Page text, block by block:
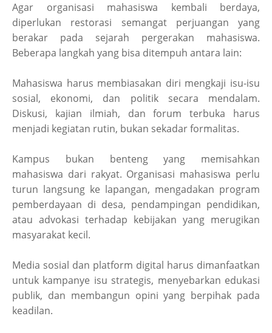
Agar organisasi mahasiswa kembali berdaya,
diperlukan restorasi semangat perjuangan yang
berakar pada sejarah pergerakan mahasiswa.
Beberapa langkah yang bisa ditempuh antara lain:
Mahasiswa harus membiasakan diri mengkaji isu-isu
sosial, ekonomi, dan politik secara mendalam.
Diskusi, kajian ilmiah, dan forum terbuka harus
menjadi kegiatan rutin, bukan sekadar formalitas.
Kampus bukan benteng yang memisahkan
mahasiswa dari rakyat. Organisasi mahasiswa perlu
turun langsung ke lapangan, mengadakan program
pemberdayaan di desa, pendampingan pendidikan,
atau advokasi terhadap kebijakan yang merugikan
masyarakat kecil.
Media sosial dan platform digital harus dimanfaatkan
untuk kampanye isu strategis, menyebarkan edukasi
publik, dan membangun opini yang berpihak pada
keadilan.